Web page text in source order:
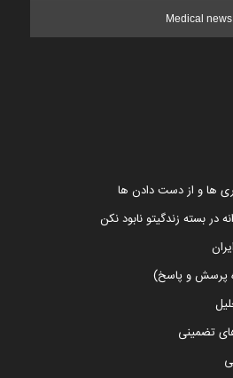
Medical news
ها و از دست دادن ها
در بسته زندگیتو نابود نکن
پرسش و پاسخ)
تضمینی